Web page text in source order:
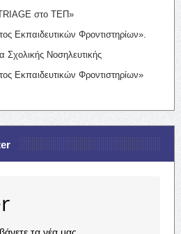
στο ΤΕΠ»
Εκπαιδευτικών Φροντιστηρίων».
Σχολικής Νοσηλευτικής
Εκπαιδευτικών Φροντιστηρίων»